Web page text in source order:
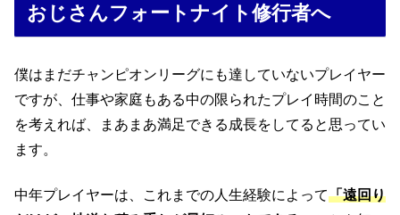
おじさんフォートナイト修行者へ
僕はまだチャンピオンリーグにも達していないプレイヤー
ですが、仕事や家庭もある中の限られたプレイ時間のこと
を考えれば、まあまあ満足できる成長をしてると思ってい
ます。
中年プレイヤーは、これまでの人生経験によって「遠回り